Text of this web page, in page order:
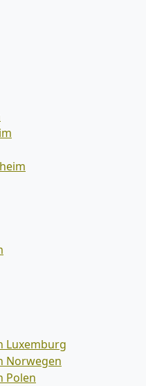
Luxemburg
Norwegen
Polen